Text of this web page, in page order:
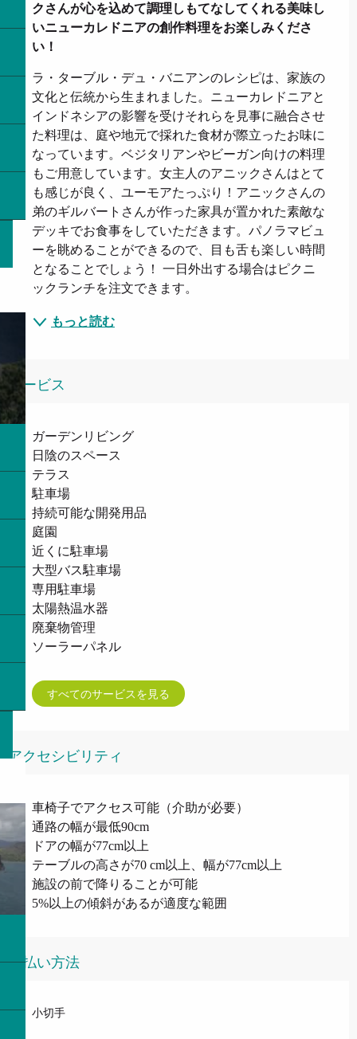
クさんが心を込めて調理しもてなしてくれる美味し
いニューカレドニアの創作料理をお楽しみくださ
い！
ラ・ターブル・デュ・バニアンのレシピは、家族の
文化と伝統から生まれました。ニューカレドニアと
インドネシアの影響を受けそれらを見事に融合させ
た料理は、庭や地元で採れた食材が際立ったお味に
なっています。ベジタリアンやビーガン向けの料理
もご用意しています。女主人のアニックさんはとて
も感じが良く、ユーモアたっぷり！アニックさんの
弟のギルバートさんが作った家具が置かれた素敵な
デッキでお食事をしていただきます。パノラマビュ
ーを眺めることができるので、目も舌も楽しい時間
となることでしょう！ 一日外出する場合はピクニ
ックランチを注文できます。
もっと読む
サービス
ガーデンリビング
日陰のスペース
テラス
駐車場
持続可能な開発用品
庭園
近くに駐車場
大型バス駐車場
専用駐車場
太陽熱温水器
廃棄物管理
ソーラーパネル
すべてのサービスを見る
アクセシビリティ
車椅子でアクセス可能（介助が必要）
通路の幅が最低90cm
ドアの幅が77cm以上
テーブルの高さが70 cm以上、幅が77cm以上
施設の前で降りることが可能
5%以上の傾斜があるが適度な範囲
支払い方法
小切手